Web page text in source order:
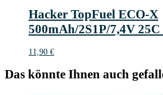
Hacker TopFuel ECO-X
500mAh/2S1P/7,4V
11,90 €
Das könnte Ihnen auch